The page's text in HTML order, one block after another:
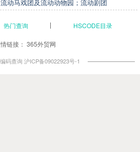
动马戏团及流动动物园；流动剧团
热门查询 HSCODE目录
链接： 365外贸网
码查询 沪ICP备09022923号-1